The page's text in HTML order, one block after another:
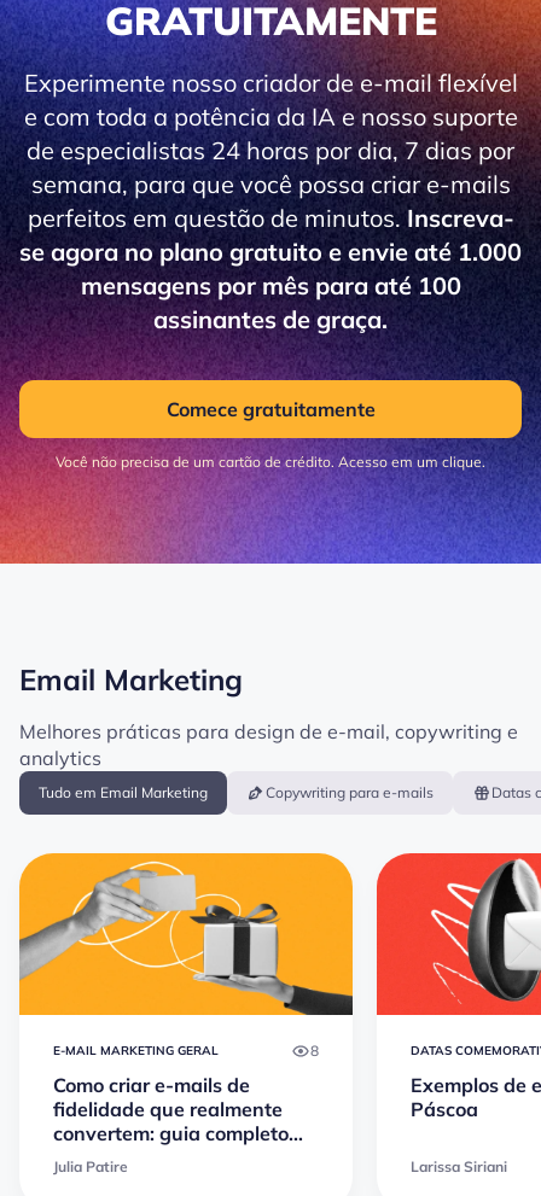
GRATUITAMENTE
Experimente nosso criador de e-mail flexível
e com toda a potência da IA e nosso suporte
de especialistas 24 horas por dia, 7 dias por
semana, para que você possa criar e-mails
perfeitos em questão de minutos.Inscreva-
se agora no plano gratuito e envie até 1.000
mensagens por mês para até 100
assinantes de graça.
Comece gratuitamente
Você não precisa de um cartão de crédito. Acesso em um clique.
Email Marketing
Melhores práticas para design de e-mail, copywriting e
analytics
Tudo em Email Marketing Copywriting para e-mails Datas
E-MAIL MARKETING GERAL 8
Como criar e-mails de
fidelidade que realmente
convertem: guia completo
com exemplos e melhores
práticas
Julia Patire
DATAS
Exemplos de
Páscoa
Larissa Siriani